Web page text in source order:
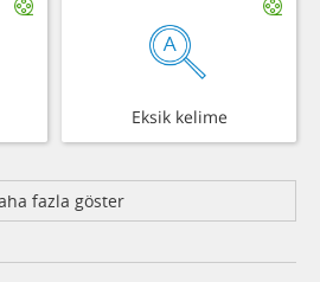
Eksik kelime
fazla göster